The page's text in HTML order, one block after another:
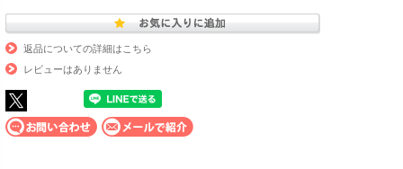
返品についての詳細はこちら
レビューはありません